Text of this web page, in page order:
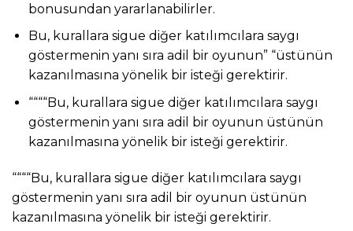
bonusundan yararlanabilirler.
Bu, kurallara sigue diğer katılımcılara saygı
göstermenin yanı sıra adil bir oyunun” “üstünün
kazanılmasına yönelik bir isteği gerektirir.
““““Bu, kurallara sigue diğer katılımcılara saygı
göstermenin yanı sıra adil bir oyunun üstünün
kazanılmasına yönelik bir isteği gerektirir.
““““Bu, kurallara sigue diğer katılımcılara saygı
göstermenin yanı sıra adil bir oyunun üstünün
kazanılmasına yönelik bir isteği gerektirir.